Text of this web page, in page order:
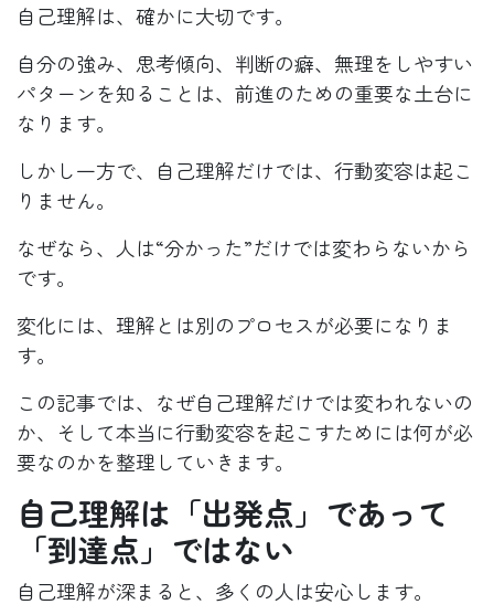
自己理解は、確かに大切です。
自分の強み、思考傾向、判断の癖、無理をしやすい
パターンを知ることは、前進のための重要な土台に
なります。
しかし一方で、自己理解だけでは、行動変容は起こ
りません。
なぜなら、人は“分かった”だけでは変わらないから
です。
変化には、理解とは別のプロセスが必要になりま
す。
この記事では、なぜ自己理解だけでは変われないの
か、そして本当に行動変容を起こすためには何が必
要なのかを整理していきます。
自己理解は「出発点」であって
「到達点」ではない
自己理解が深まると、多くの人は安心します。